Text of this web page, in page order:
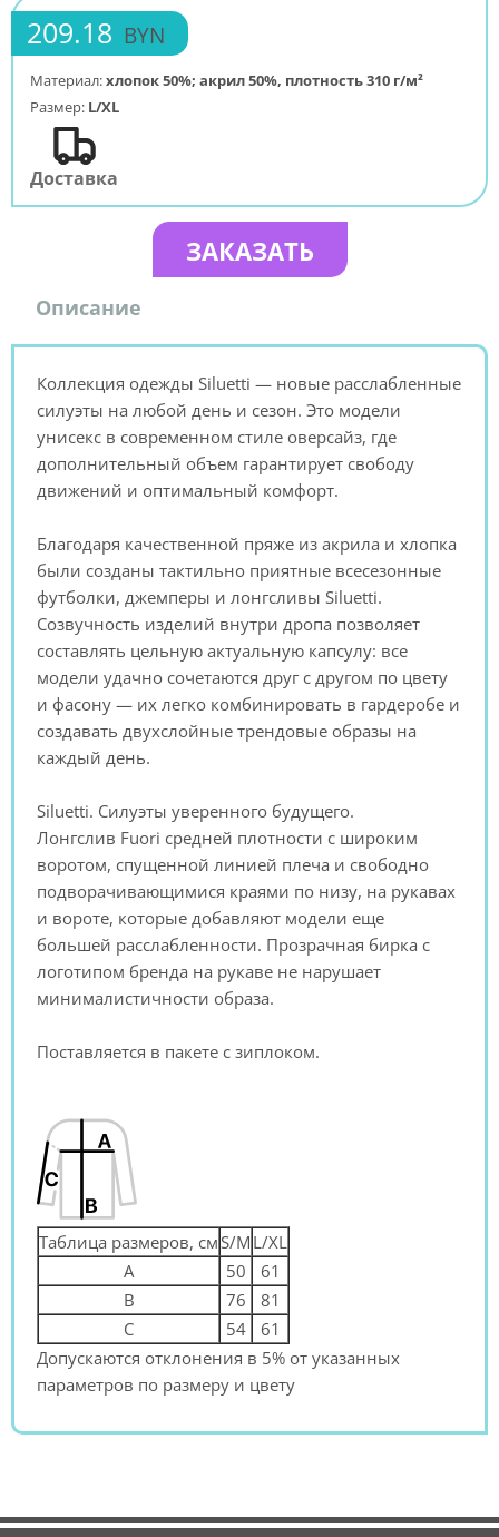
209.18 BYN
Материал:хлопок 50%; акрил 50%, плотность 310 г/м²
Размер: L/XL
Доставка
ЗАКАЗАТЬ
Описание
Коллекция одежды Siluetti — новые расслабленные
силуэты на любой день и сезон. Это модели
унисекс в современном стиле оверсайз, где
дополнительный объем гарантирует свободу
движений и оптимальный комфорт.
Благодаря качественной пряже из акрила и хлопка
были созданы тактильно приятные всесезонные
футболки, джемперы и лонгсливы Siluetti.
Созвучность изделий внутри дропа позволяет
составлять цельную актуальную капсулу: все
модели удачно сочетаются друг с другом по цвету
и фасону — их легко комбинировать в гардеробе и
создавать двухслойные трендовые образы на
каждый день.
Siluetti. Силуэты уверенного будущего.
Лонгслив Fuori средней плотности с широким
воротом, спущенной линией плеча и свободно
подворачивающимися краями по низу, на рукавах
и вороте, которые добавляют модели еще
большей расслабленности. Прозрачная бирка с
логотипом бренда на рукаве не нарушает
минималистичности образа.
Поставляется в пакете с зиплоком.
Таблица размеров, смS/M L/XL
A
50
61
B
76
81
C
54
61
Допускаются отклонения в 5% от указанных
параметров по размеру и цвету